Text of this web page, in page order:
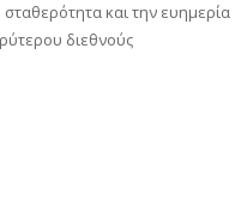
σταθερότητα και την ευημερία
διεθνούς